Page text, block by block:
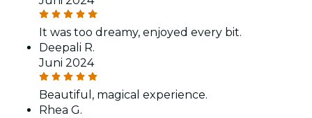
It was too dreamy, enjoyed every bit.
Deepali R.
Juni 2024
Beautiful, magical experience.
Rhea G.